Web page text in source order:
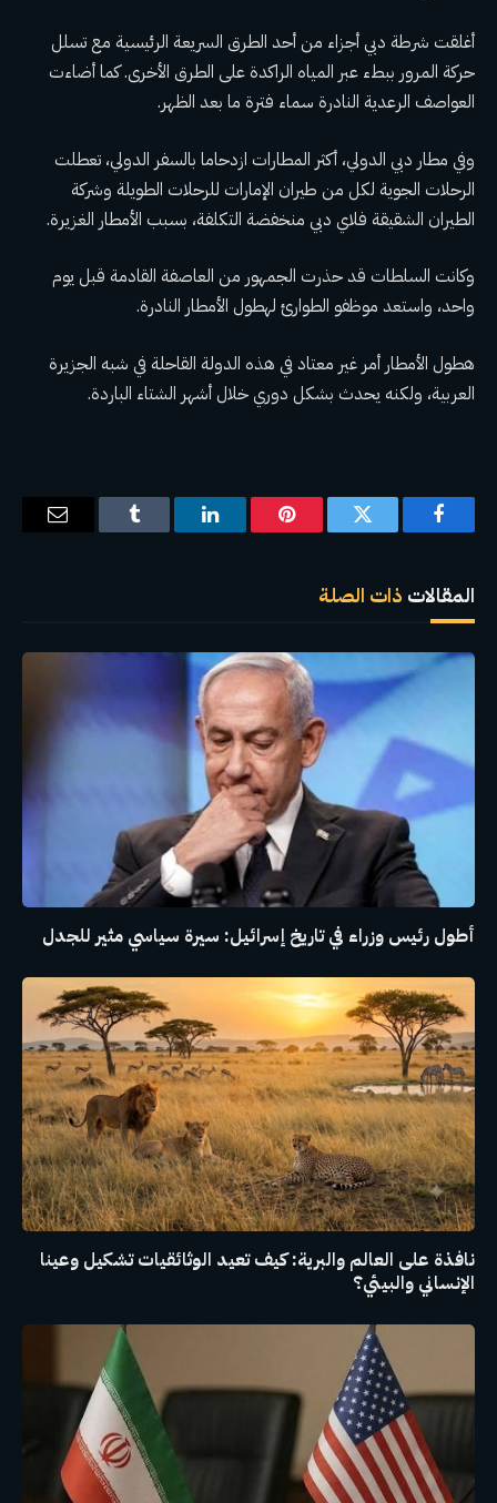
أغلقت شرطة دبي أجزاء من أحد الطرق السريعة الرئيسية مع تسلل
حركة المرور ببطء عبر المياه الراكدة على الطرق الأخرى. كما أضاءت
العواصف الرعدية النادرة سماء فترة ما بعد الظهر.
وفي مطار دبي الدولي، أكثر المطارات ازدحاما بالسفر الدولي، تعطلت
الرحلات الجوية لكل من طيران الإمارات للرحلات الطويلة وشركة
الطيران الشقيقة فلاي دبي منخفضة التكلفة، بسبب الأمطار الغزيرة.
وكانت السلطات قد حذرت الجمهور من العاصفة القادمة قبل يوم
واحد، واستعد موظفو الطوارئ لهطول الأمطار النادرة.
هطول الأمطار أمر غير معتاد في هذه الدولة القاحلة في شبه الجزيرة
العربية، ولكنه يحدث بشكل دوري خلال أشهر الشتاء الباردة.
فيسبوك تويتر بينتيريستلينكدإن Tumblr
البريد
المقالات ذات الصلة
أطول رئيس وزراء في تاريخ إسرائيل: سيرة سياسي مثير للجدل
نافذة على العالم والبرية: كيف تعيد الوثائقيات تشكيل وعينا
الإنساني والبيئي؟